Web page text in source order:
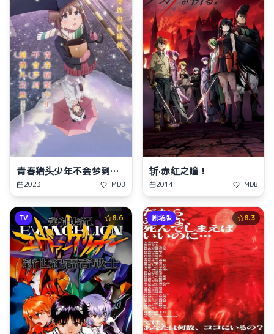
青春猪头少年不会梦到娇
怜外出妹
2023 TMDB
斩·赤红之瞳！
2014 TMDB
8.6
TV 8.3
剧场版